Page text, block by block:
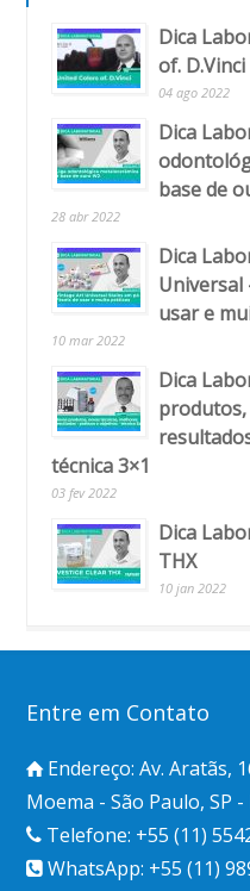
Dica
of. D.Vinci
04 ago 2022
Dica
base de
28 abr 2022
Dica
Universal
usar e
10 mar 2022
Dica
produtos,
técnica 3×1
03 fev 2022
Dica
THX
10 jan 2022
Entre em Contato
Endereço: Av. Aratãs,
Moema - São Paulo, SP
Telefone: +55 (11)
WhatsApp: +55 (11)